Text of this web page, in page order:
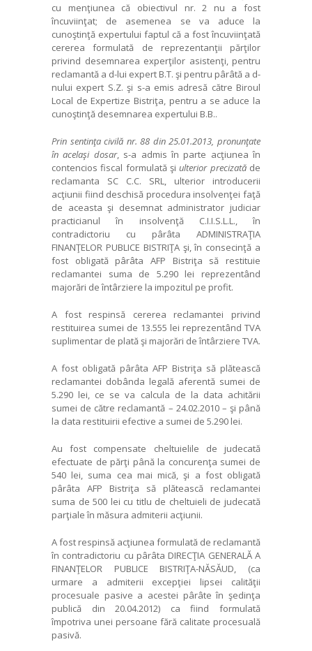
cu menţiunea că obiectivul nr. 2 nu a fost
încuviinţat; de asemenea se va aduce la
cunoştinţă expertului faptul că a fost încuviinţată
cererea formulată de reprezentanţii părţilor
privind desemnarea experţilor asistenţi, pentru
reclamantă a d-lui expert B.T. şi pentru pârâtă a d-
nului expert S.Z. şi s-a emis adresă către Biroul
Local de Expertize Bistriţa, pentru a se aduce la
cunoştinţă desemnarea expertului B.B..
Prin sentinţa civilă nr. 88 din 25.01.2013, pronunţate
în acelaşi dosar, s-a admis în parte acţiunea în
contencios fiscal formulată şiulterior precizată de
reclamanta SC C.C. SRL, ulterior introducerii
acţiunii fiind deschisă procedura insolvenţei faţă
de aceasta şi desemnat administrator judiciar
practicianul în insolvenţă C.I.I.S.L.L., în
contradictoriu cu pârâta ADMINISTRAŢIA
FINANŢELOR PUBLICE BISTRIŢA şi, în consecinţă a
fost obligată pârâta AFP Bistriţa să restituie
reclamantei suma de 5.290 lei reprezentând
majorări de întârziere la impozitul pe profit.
A fost respinsă cererea reclamantei privind
restituirea sumei de 13.555 lei reprezentând TVA
suplimentar de plată şi majorări de întârziere TVA.
A fost obligată pârâta AFP Bistriţa să plătească
reclamantei dobânda legală aferentă sumei de
5.290 lei, ce se va calcula de la data achitării
sumei de către reclamantă – 24.02.2010 – şi până
la data restituirii efective a sumei de 5.290 lei.
Au fost compensate cheltuielile de judecată
efectuate de părţi până la concurenţa sumei de
540 lei, suma cea mai mică, şi a fost obligată
pârâta AFP Bistriţa să plătească reclamantei
suma de 500 lei cu titlu de cheltuieli de judecată
parţiale în măsura admiterii acţiunii.
A fost respinsă acţiunea formulată de reclamantă
în contradictoriu cu pârâta DIRECŢIA GENERALĂ A
FINANŢELOR PUBLICE BISTRIŢA-NĂSĂUD, (ca
urmare a admiterii excepţiei lipsei calităţii
procesuale pasive a acestei pârâte în şedinţa
publică din 20.04.2012) ca fiind formulată
împotriva unei persoane fără calitate procesuală
pasivă.